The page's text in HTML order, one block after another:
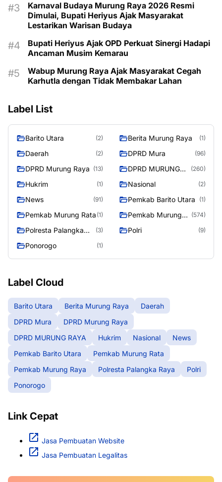
Karnaval Budaya Murung Raya 2026 Resmi
Dimulai, Bupati Heriyus Ajak Masyarakat
Lestarikan Warisan Budaya
Bupati Heriyus Ajak OPD Perkuat Sinergi Hadapi
Ancaman Musim Kemarau
Wabup Murung Raya Ajak Masyarakat Cegah
Karhutla dengan Tidak Membakar Lahan
Label List
Barito Utara (2) Berita Murung Raya (1)
Daerah (2) DPRD Mura (96)
DPRD Murung Raya (13)
DPRD MURUNG
(260)
Hukrim (1) Nasional (2)
News (91) Pemkab Barito Utara (1)
Pemkab Murung Rata (1)
Pemkab Murung
(574)
Polresta Palangka
(3) Polri (9)
Ponorogo (1)
Label Cloud
Barito Utara Berita Murung Raya
Daerah
DPRD Mura
DPRD Murung Raya
DPRD MURUNG RAYA
Hukrim Nasional
News
Pemkab Barito Utara
Pemkab Murung Rata
Pemkab Murung Raya
Polresta Palangka Raya
Polri
Ponorogo
Link Cepat
Jasa Pembuatan Website
Jasa Pembuatan Legalitas